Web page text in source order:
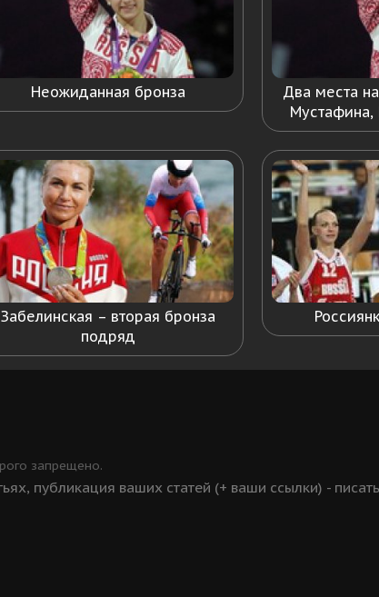
Неожиданная бронза
Два места
Мустафина,
Забелинская – вторая бронза
подряд
запрещено.
публикация ваших статей (+ ваши ссылки) - писать